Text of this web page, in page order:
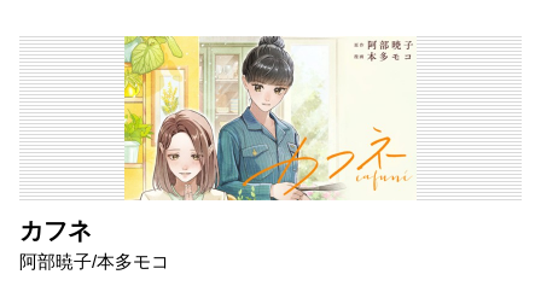
カフネ
阿部暁子/本多モコ